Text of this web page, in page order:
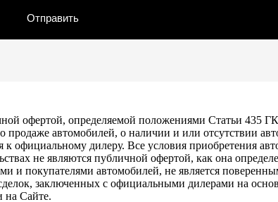
Отправить
офертой, определяемой положениями Статьи 435
автомобилей, о наличии и или отсутствии
к официальному дилеру. Все условия приобретения
не являются публичной офертой, как она
и покупателями автомобилей, не является
заключенных с официальными дилерами на
на Сайте.